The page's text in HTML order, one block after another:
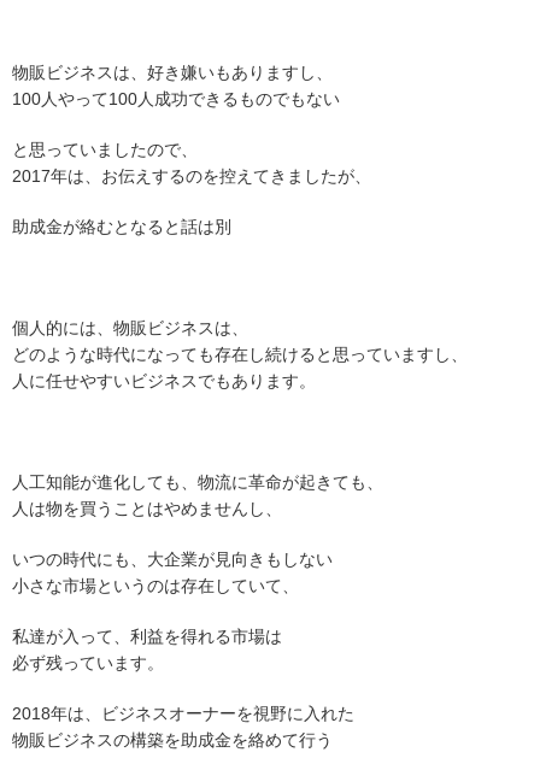
物販ビジネスは、好き嫌いもありますし、
100人やって100人成功できるものでもない
と思っていましたので、
2017年は、お伝えするのを控えてきましたが、
助成金が絡むとなると話は別
個人的には、物販ビジネスは、
どのような時代になっても存在し続けると思っていますし、
人に任せやすいビジネスでもあります。
人工知能が進化しても、物流に革命が起きても、
人は物を買うことはやめませんし、
いつの時代にも、大企業が見向きもしない
小さな市場というのは存在していて、
私達が入って、利益を得れる市場は
必ず残っています。
2018年は、ビジネスオーナーを視野に入れた
物販ビジネスの構築を助成金を絡めて行う